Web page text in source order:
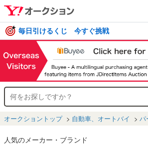
毎日引けるくじ 今すぐ挑戦
オークショントップ 自動車、オートバイ パ
人気のメーカー・ブランド